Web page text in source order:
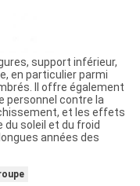
support inférieur,
en particulier parmi
Il offre également
personnel contre la
et les effets
du soleil et du froid
années des